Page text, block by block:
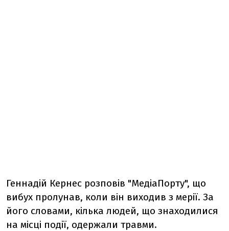
Геннадій Кернес розповів "МедіаПорту", що
вибух пролунав, коли він виходив з мерії. За
його словами, кілька людей, що знаходилися
на місці події, одержали травми.